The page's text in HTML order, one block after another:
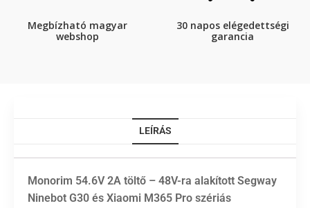
Megbízható magyar
webshop
30 napos elégedettségi
garancia
LEÍRÁS
Monorim 54.6V 2A töltő – 48V-ra alakított Segway
Ninebot G30 és Xiaomi M365 Pro szériás